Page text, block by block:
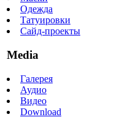
Одежда
Татуировки
Сайд-проекты
Media
Галерея
Аудио
Видео
Download